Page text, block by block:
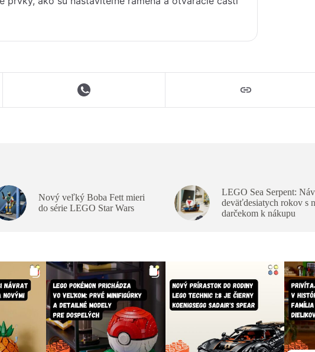
Nový veľký Boba Fett mieri
do série LEGO Star Wars
LEGO Sea Serpent:
deväťdesiatych rokov s
darčekom k nákupu